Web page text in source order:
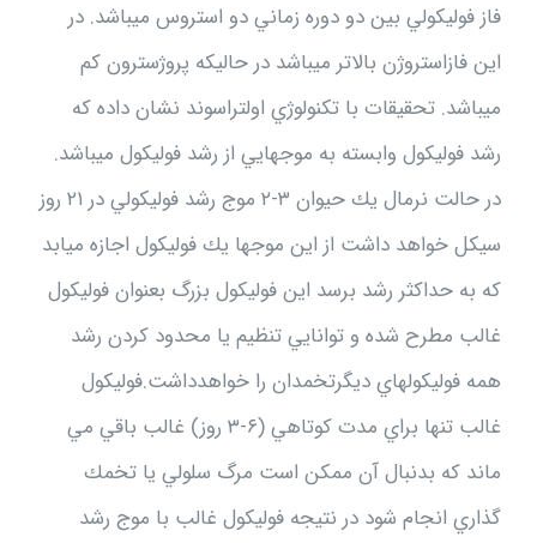
فاز فوليكولي بين دو دوره زماني دو استروس ميباشد. در
اين فازاستروژن بالاتر ميباشد در حاليكه پروژسترون كم
ميباشد. تحقيقات با تكنولوژي اولتراسوند نشان داده كه
رشد فوليكول وابسته به موجهايي از رشد فوليكول ميباشد.
در حالت نرمال يك حيوان ۳-۲ موج رشد فوليكولي در ۲۱ روز
سيكل خواهد داشت از اين موجها يك فوليكول اجازه ميابد
كه به حداكثر رشد برسد اين فوليكول بزرگ بعنوان فوليكول
غالب مطرح شده و توانايي تنظيم يا محدود كردن رشد
همه فوليكولهاي ديگرتخمدان را خواهدداشت.فوليكول
غالب تنها براي مدت كوتاهي (۶-۳ روز) غالب باقي مي
ماند كه بدنبال آن ممكن است مرگ سلولي يا تخمك
گذاري انجام شود در نتيجه فوليكول غالب با موج رشد